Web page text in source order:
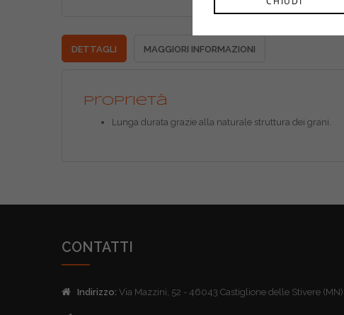
DETTAGLI MAGGIORI INFORMAZIONI
Proprietà
Lunga durata grazie alla naturale struttura dei grani.
CONTATTI
Indirizzo: Via Mazzini, 52 - 46043 Castiglione delle Stivere (MN)